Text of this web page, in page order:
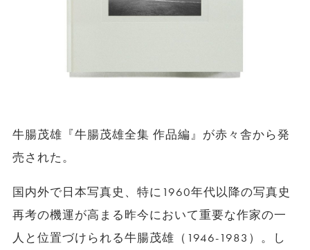
牛腸茂雄『牛腸茂雄全集 作品編』が赤々舎から発
売された。
国内外で日本写真史、特に1960年代以降の写真史
再考の機運が高まる昨今において重要な作家の一
人と位置づけられる牛腸茂雄（1946-1983）。し